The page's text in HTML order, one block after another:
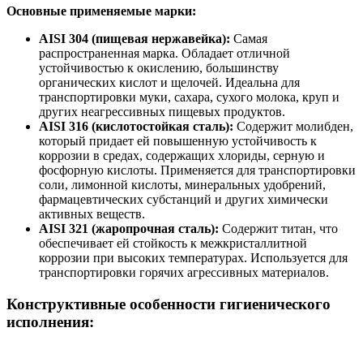
Основные применяемые марки:
AISI 304 (пищевая нержавейка): Самая
распространенная марка. Обладает отличной
устойчивостью к окислению, большинству
органических кислот и щелочей. Идеальна для
транспортировки муки, сахара, сухого молока, круп и
других неагрессивных пищевых продуктов.
AISI 316 (кислотостойкая сталь): Содержит молибден,
который придает ей повышенную устойчивость к
коррозии в средах, содержащих хлориды, серную и
фосфорную кислоты. Применяется для транспортировки
соли, лимонной кислоты, минеральных удобрений,
фармацевтических субстанций и других химически
активных веществ.
AISI 321 (жаропрочная сталь): Содержит титан, что
обеспечивает ей стойкость к межкристаллитной
коррозии при высоких температурах. Используется для
транспортировки горячих агрессивных материалов.
Конструктивные особенности гигиенического
исполнения: